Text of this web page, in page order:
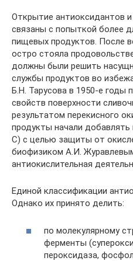
Открытие антиоксидантов
связаны с попыткой более
пищевых продуктов. После
остро стояла
должны были решить
службы продуктов во
Б.Н. Тарусова в 1950-е годы
свойств поверхности
результатом перекисного
продукты начали
С) с целью защиты от
биофизиком А.И.
антиокислительная
Единой классификации
Однако их принято делить:
по молекулярному
ферменты
пероксидаза,